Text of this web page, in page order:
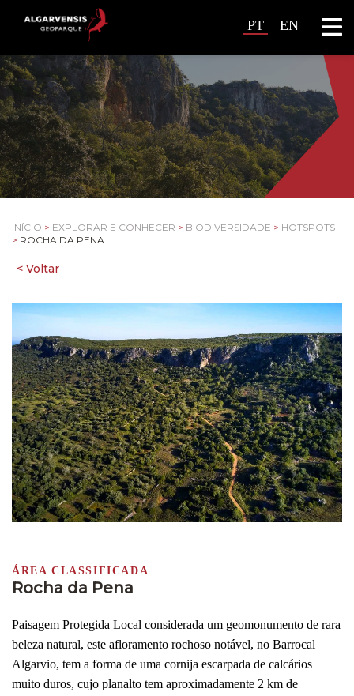
PT EN
INÍCIO > EXPLORAR E CONHECER > BIODIVERSIDADE > HOTSPOTS
> ROCHA DA PENA
ÁREA CLASSIFICADA
Rocha da Pena
Paisagem Protegida Local considerada um geomonumento de rara
beleza natural, este afloramento rochoso notável, no Barrocal
Algarvio, tem a forma de uma cornija escarpada de calcários
muito duros, cujo planalto tem aproximadamente 2 km de